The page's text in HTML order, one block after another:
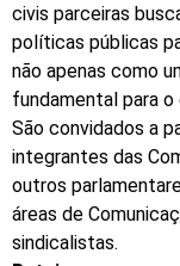
civis parceiras
políticas públicas
não apenas como
fundamental para o
São convidados a
integrantes das
outros
áreas de
sindicalistas.